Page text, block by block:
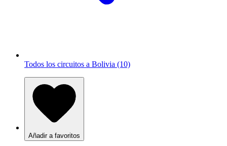
Todos los circuitos a Bolivia (10)
Añadir a favoritos